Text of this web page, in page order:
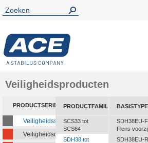
Veiligheidsproducten
PRODUCTSERIE
Veiligheidsstootdempers
Veiligheidsdempers
PRODUCTFAMILIE
SCS33 tot
SCS64
SDH38 tot
SDH38EU-F
Flens
SDH38EU-R